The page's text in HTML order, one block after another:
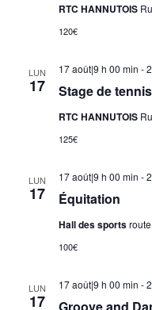
RTC HANNUTOIS
120€
LUN
17 Stage de
17 août|9 h 00 min -
RTC HANNUTOIS
125€
LUN
17 Équitation
17 août|9 h 00 min -
Hall des sports
100€
LUN
17 Groove and
17 août|9 h 00 min -